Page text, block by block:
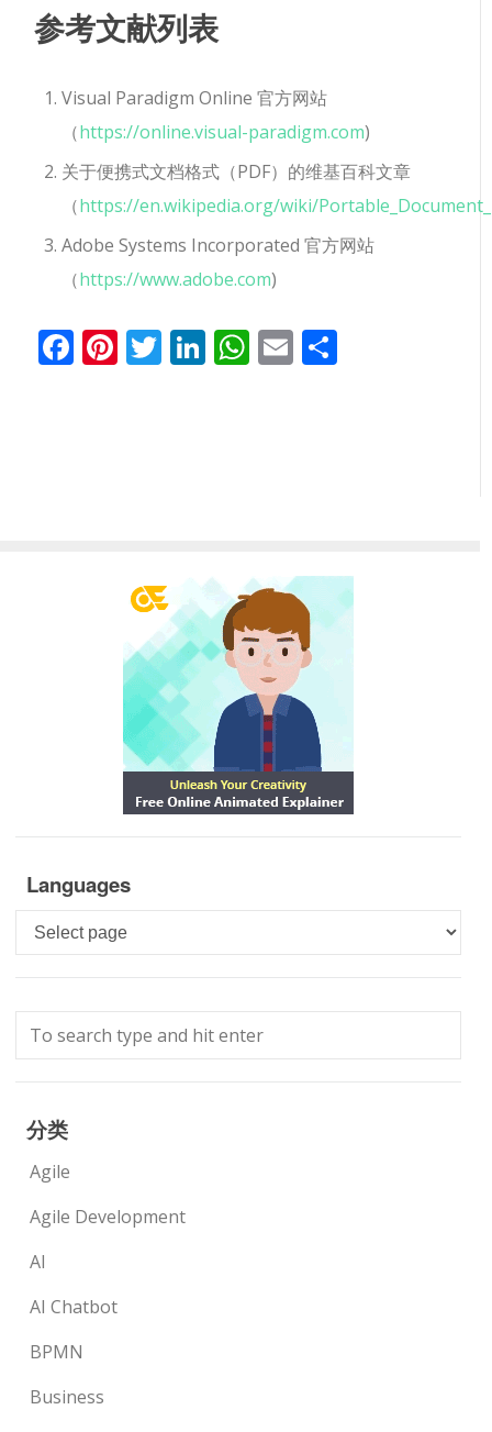
参考文献列表
Visual Paradigm Online 官方网站
（https://online.visual-paradigm.com)
关于便携式文档格式（PDF）的维基百科文章
（https://en.wikipedia.org/wiki/
Adobe Systems Incorporated 官方网站
（https://www.adobe.com)
Facebook
Pinterest
Twitter
LinkedIn
WhatsApp
Email
Languages
Languages
分类
Agile
Agile Development
AI
AI Chatbot
BPMN
Business